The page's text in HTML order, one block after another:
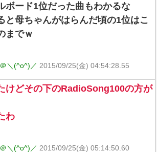
ボード1位だった曲もわかるな
と母ちゃんがはらんだ頃の1位はこ
までｗ
＼(^o^)／ 2015/09/25(金) 04:54:28.55
けどその下のRadioSong100の方が
わ
＼(^o^)／ 2015/09/25(金) 05:14:50.60